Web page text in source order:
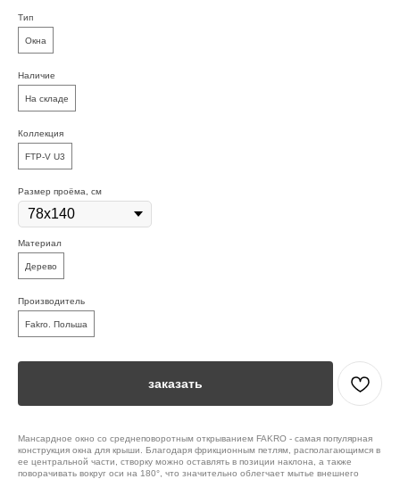
Тип
Окна
Наличие
На складе
Коллекция
FTP-V U3
Размер проёма, см
Материал
Дерево
Производитель
Fakro. Польша
заказать
Мансардное окно со среднеповоротным открыванием FAKRO - самая популярная
конструкция окна для крыши. Благодаря фрикционным петлям, располагающимся в
ее центральной части, створку можно оставлять в позиции наклона, а также
поворачивать вокруг оси на 180°, что значительно облегчает мытье внешнего